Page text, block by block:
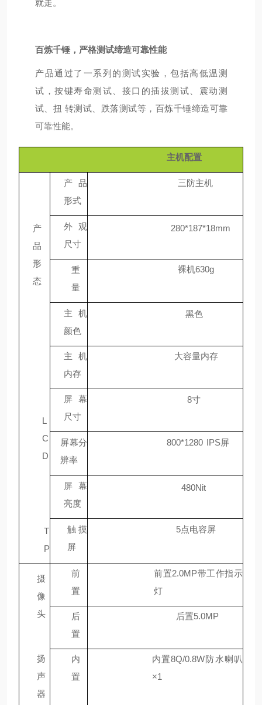
就走。
百炼千锤，严格测试缔造可靠性能
产品通过了一系列的测试实验，包括高低温测
试，按键寿命测试、接口的插拔测试、震动测
试、扭 转测试、跌落测试等，百炼千锤缔造可靠
可靠性能。
主机配置
产
品
形
态
产品
形式
三防主机
外观
尺寸
280*187*18mm
重
量
裸机630g
主机
颜色
黑色
主机
内存
大容量内存
L
C
D
屏幕
尺寸
8寸
屏幕分
辨率
800*1280 IPS屏
屏幕
亮度
480Nit
T
P
触摸
屏
5点电容屏
摄
像
头
前
置
前置2.0MP带工作指示
灯
后
置
后置5.0MP
扬
声
器
内
置
内置8Q/0.8W防水喇叭
×1